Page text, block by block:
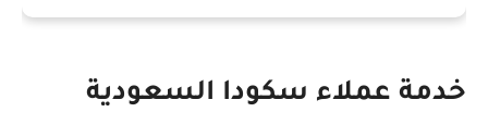
خدمة عملاء سكودا السعودية